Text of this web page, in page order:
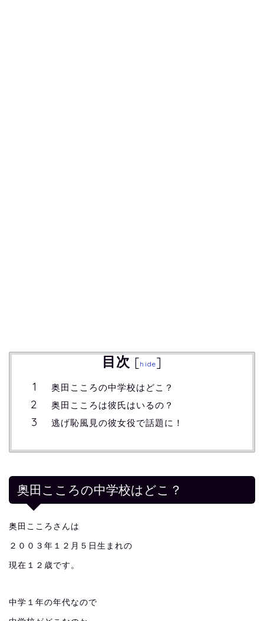
目次 [hide]
奥田こころの中学校はどこ？
奥田こころは彼氏はいるの？
逃げ恥風見の彼女役で話題に！
奥田こころの中学校はどこ？
奥田こころさんは
２００３年１２月５日生まれの
現在１２歳です。
中学１年の年代なので